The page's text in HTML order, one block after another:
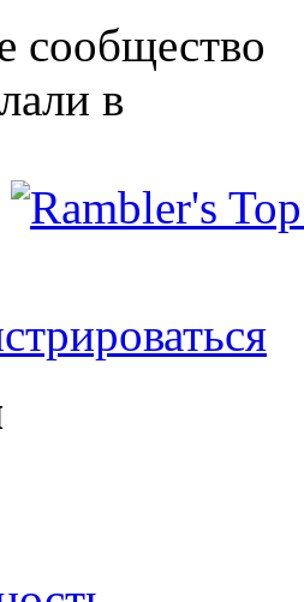
сообщество
в